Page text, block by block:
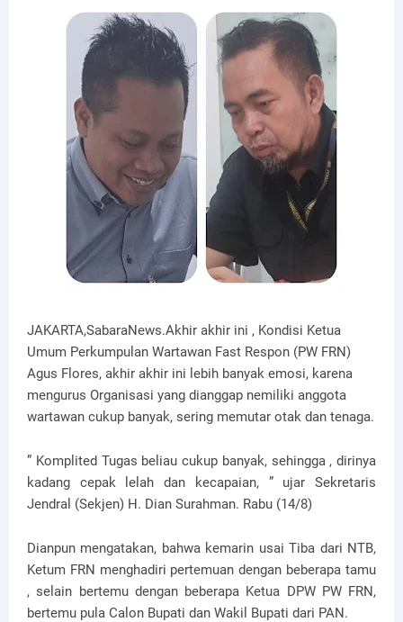
JAKARTA,SabaraNews.Akhir akhir ini , Kondisi Ketua
Umum Perkumpulan Wartawan Fast Respon (PW FRN)
Agus Flores, akhir akhir ini lebih banyak emosi, karena
mengurus Organisasi yang dianggap nemiliki anggota
wartawan cukup banyak, sering memutar otak dan tenaga.
” Komplited Tugas beliau cukup banyak, sehingga , dirinya
kadang cepak lelah dan kecapaian, ” ujar Sekretaris
Jendral (Sekjen) H. Dian Surahman. Rabu (14/8)
Dianpun mengatakan, bahwa kemarin usai Tiba dari NTB,
Ketum FRN menghadiri pertemuan dengan beberapa tamu
, selain bertemu dengan beberapa Ketua DPW PW FRN,
bertemu pula Calon Bupati dan Wakil Bupati dari PAN.